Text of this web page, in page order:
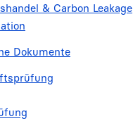
& Carbon Leakage
Dokumente